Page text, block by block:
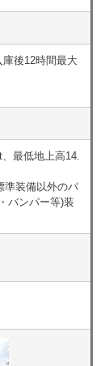
後12時間最大
最低地上高14.
準装備以外のパ
バンパー等)装